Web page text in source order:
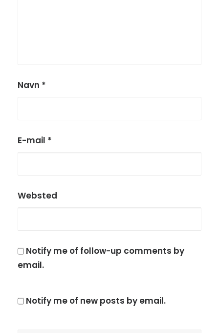
Navn *
E-mail *
Websted
Notify me of follow-up comments by
email.
Notify me of new posts by email.